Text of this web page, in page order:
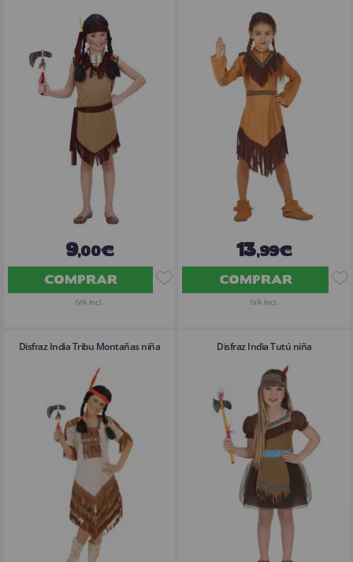
9,00€
COMPRAR
IVA Incl.
13,99€
COMPRAR
IVA Incl.
Disfraz India Tribu Montañas niña Disfraz India Tutú niña